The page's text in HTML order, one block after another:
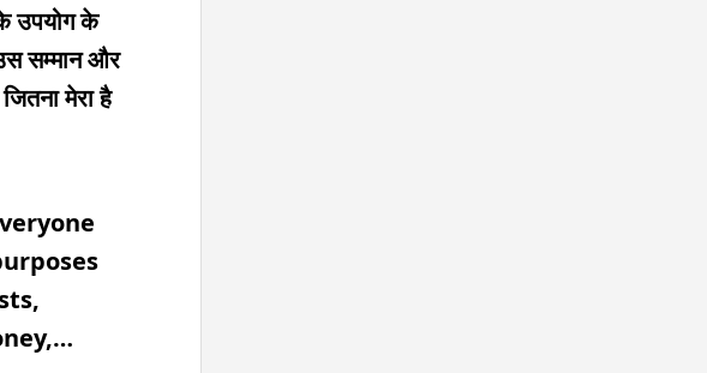
उपयोग के
सम्मान और
मेरा है